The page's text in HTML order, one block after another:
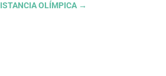
OLÍMPICA→